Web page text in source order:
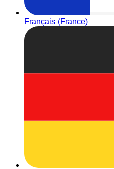
Français (France)